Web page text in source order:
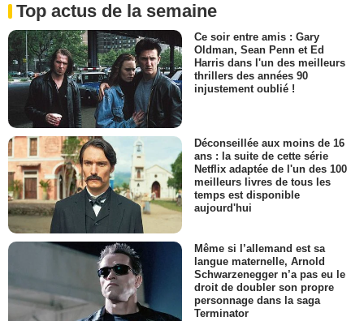
Top actus de la semaine
Ce soir entre amis : Gary
Oldman, Sean Penn et Ed
Harris dans l'un des meilleurs
thrillers des années 90
injustement oublié !
Déconseillée aux moins de 16
ans : la suite de cette série
Netflix adaptée de l'un des 100
meilleurs livres de tous les
temps est disponible
aujourd'hui
Même si l’allemand est sa
langue maternelle, Arnold
Schwarzenegger n’a pas eu le
droit de doubler son propre
personnage dans la saga
Terminator